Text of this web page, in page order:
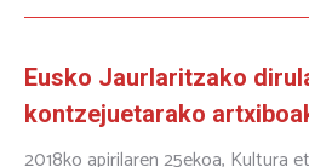
Eusko Jaurlaritzako
kontzejuetarako
2018ko apirilaren 25ekoa, Kultura